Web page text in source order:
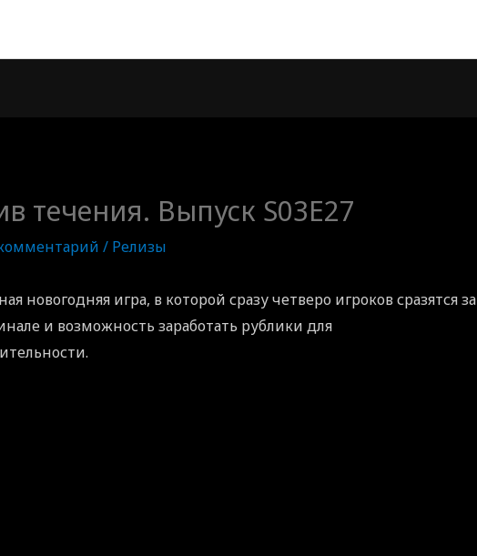
течения. Выпуск S03E27
/ Релизы
новогодняя игра, в которой сразу четверо игроков сразятся за
и возможность заработать рублики для